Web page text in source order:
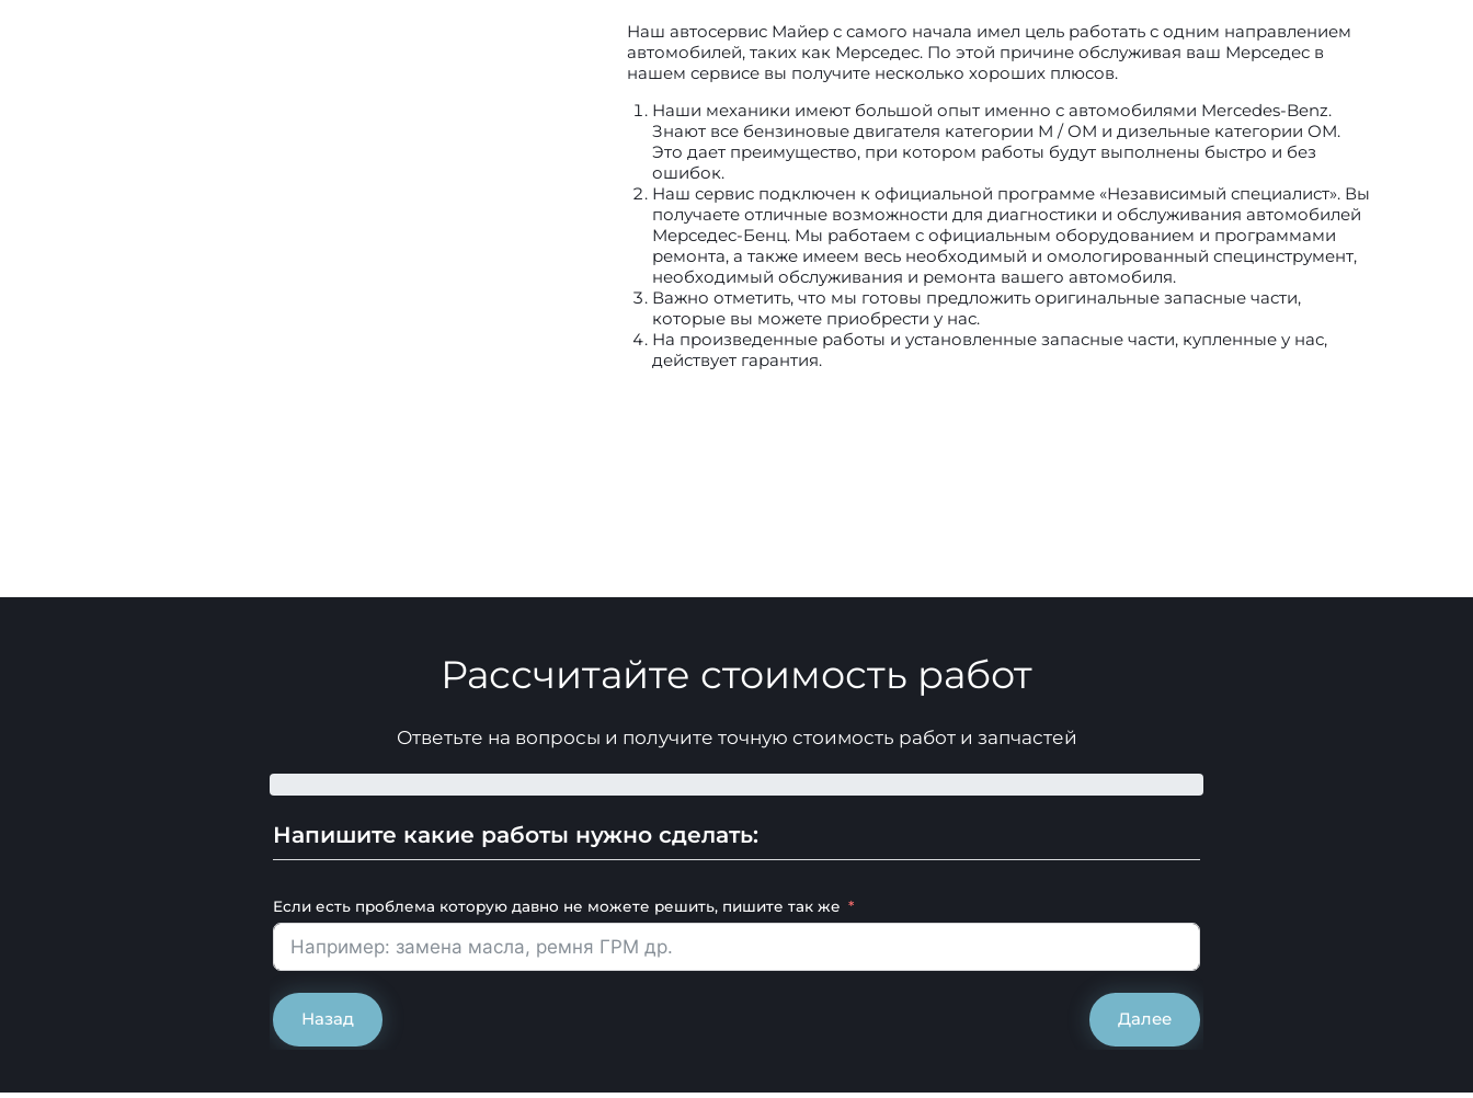
Наш автосервис Майер с самого начала имел цель работать с одним направлением
автомобилей, таких как Мерседес. По этой причине обслуживая ваш Мерседес в
нашем сервисе вы получите несколько хороших плюсов.
Наши механики имеют большой опыт именно с автомобилями Mercedes-Benz.
Знают все бензиновые двигателя категории М / ОМ и дизельные категории ОМ.
Это дает преимущество, при котором работы будут выполнены быстро и без
ошибок.
Наш сервис подключен к официальной программе «Независимый специалист». Вы
получаете отличные возможности для диагностики и обслуживания автомобилей
Мерседес-Бенц. Мы работаем с официальным оборудованием и программами
ремонта, а также имеем весь необходимый и омологированный специнструмент,
необходимый обслуживания и ремонта вашего автомобиля.
Важно отметить, что мы готовы предложить оригинальные запасные части,
которые вы можете приобрести у нас.
На произведенные работы и установленные запасные части, купленные у нас,
действует гарантия.
Рассчитайте стоимость работ
Ответьте на вопросы и получите точную стоимость работ и запчастей
Напишите какие работы нужно сделать:
Если есть проблема которую давно не можете решить, пишите так же
Назад Далее